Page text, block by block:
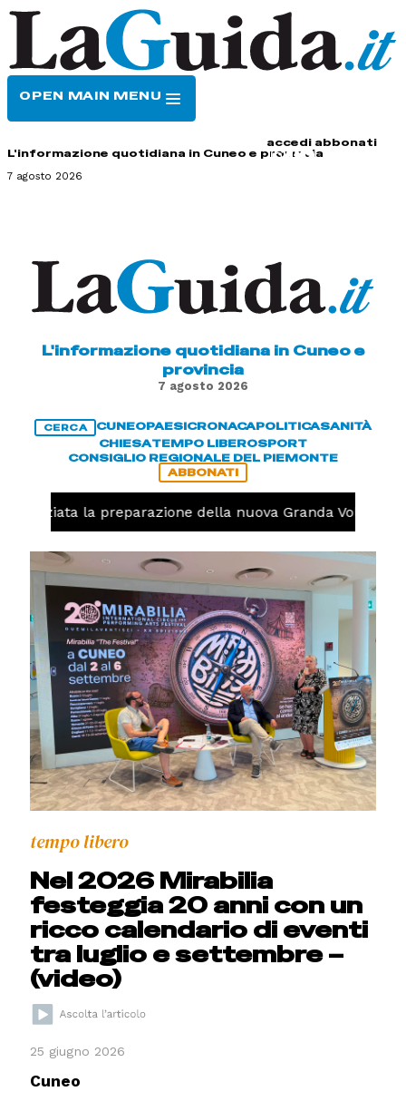
OPEN MAIN MENU
accedi abbonati
L'informazione quotidiana in Cuneo e provincia
7 agosto 2026
L'informazione quotidiana in Cuneo e
provincia
7 agosto 2026
CERCA CUNEOPAESICRONACAPOLITICASANITÀ
CHIESATEMPO LIBEROSPORT
CONSIGLIO REGIONALE DEL PIEMONTE
ABBONATI
iniziata la preparazione della nuova Granda Volley
tempo libero
Nel 2026 Mirabilia
festeggia 20 anni con un
ricco calendario di eventi
tra luglio e settembre –
(video)
25 giugno 2026
Cuneo